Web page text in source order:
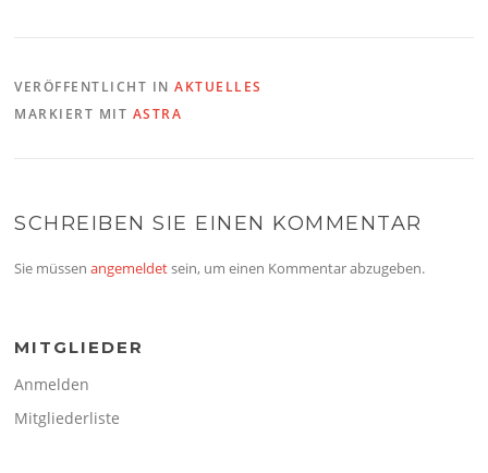
VERÖFFENTLICHT INAKTUELLES
MARKIERT MIT ASTRA
SCHREIBEN SIE EINEN KOMMENTAR
Sie müssenangemeldetsein, um einen Kommentar abzugeben.
MITGLIEDER
Anmelden
Mitgliederliste